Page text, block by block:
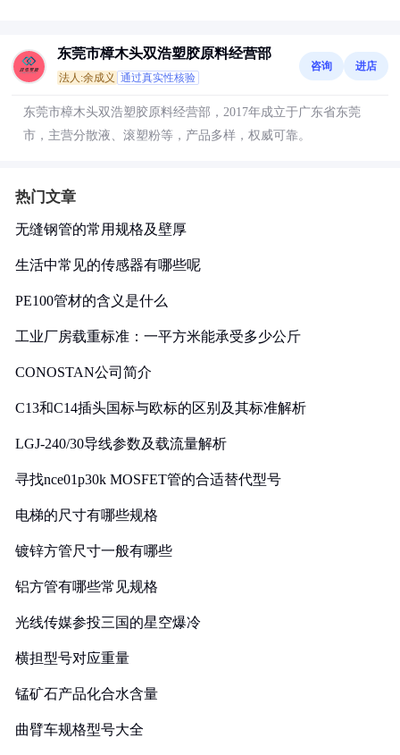
东莞市樟木头双浩塑胶原料经营部
法人:余成义 通过真实性核验
咨询 进店
东莞市樟木头双浩塑胶原料经营部，2017年成立于广东省东莞
市，主营分散液、滚塑粉等，产品多样，权威可靠。
热门文章
无缝钢管的常用规格及壁厚
生活中常见的传感器有哪些呢
PE100管材的含义是什么
工业厂房载重标准：一平方米能承受多少公斤
CONOSTAN公司简介
C13和C14插头国标与欧标的区别及其标准解析
LGJ-240/30导线参数及载流量解析
寻找nce01p30k MOSFET管的合适替代型号
电梯的尺寸有哪些规格
镀锌方管尺寸一般有哪些
铝方管有哪些常见规格
光线传媒参投三国的星空爆冷
横担型号对应重量
锰矿石产品化合水含量
曲臂车规格型号大全